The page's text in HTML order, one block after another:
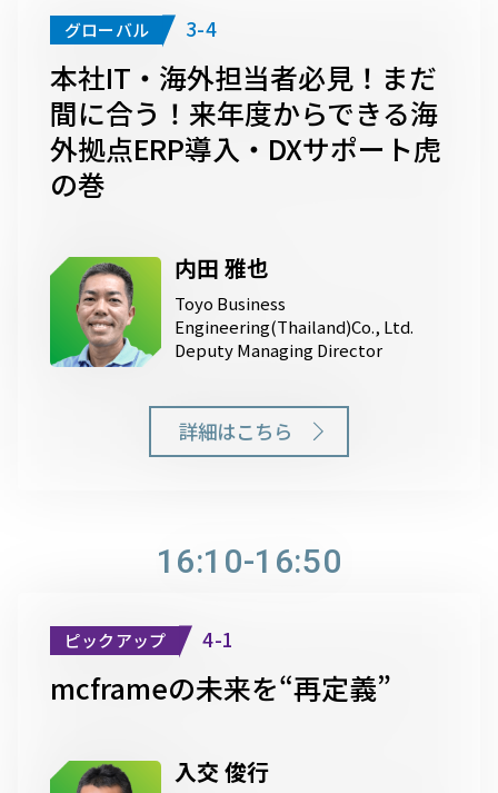
グローバル 3-4
本社IT・海外担当者必見！まだ
間に合う！来年度からできる海
外拠点ERP導入・DXサポート虎
の巻
内田 雅也
Toyo Business
Engineering(Thailand)Co., Ltd.
Deputy Managing Director
詳細はこちら
16:10-16:50
ピックアップ 4-1
mcframeの未来を“再定義”
入交 俊行